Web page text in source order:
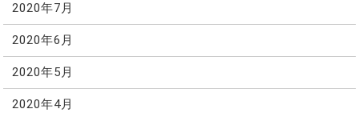
2020年7月
2020年6月
2020年5月
2020年4月